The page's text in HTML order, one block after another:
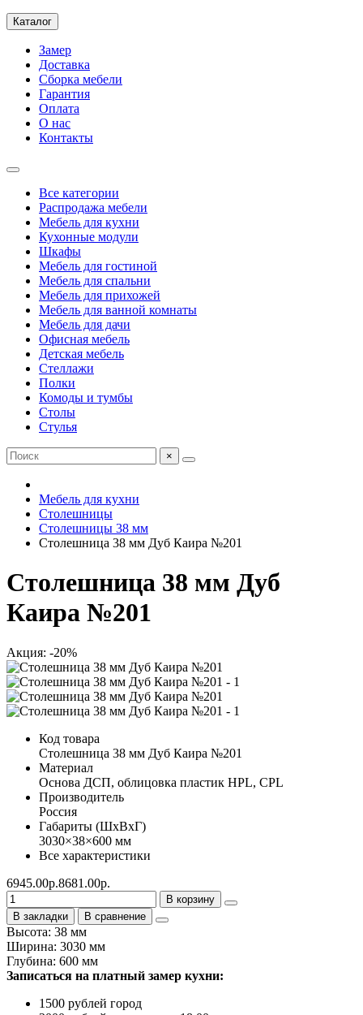
Каталог
Замер
Доставка
Сборка мебели
Гарантия
Оплата
О нас
Контакты
Все категории
Распродажа мебели
Мебель для кухни
Кухонные модули
Шкафы
Мебель для гостиной
Мебель для спальни
Мебель для прихожей
Мебель для ванной комнаты
Мебель для дачи
Офисная мебель
Детская мебель
Стеллажи
Полки
Комоды и тумбы
Столы
Стулья
×
Мебель для кухни
Столешницы
Столешницы 38 мм
Столешница 38 мм Дуб Каира №201
Столешница 38 мм Дуб
Каира №201
Акция: -20%
Код товара
Столешница 38 мм Дуб Каира №201
Материал
Основа ДСП, облицовка пластик HPL, CPL
Производитель
Россия
Габариты (ШхВхГ)
3030×38×600 мм
Все характеристики
6945.00р.8681.00р.
В корзину
В закладки
В сравнение
Высота: 38 мм
Ширина: 3030 мм
Глубина: 600 мм
Записаться на платный замер кухни:
1500 рублей город